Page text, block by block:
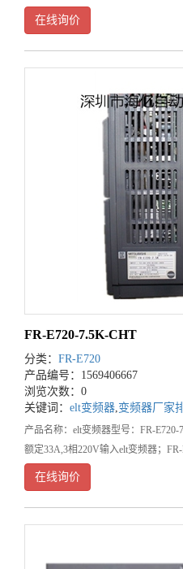
体积为三菱同等机型的57%；2、配备
在线询价
FR-E720-7.5K-CHT
分类： FR-E720
产品编号：1569406667
浏览次数：0
关键词： elt变频器,变频器厂家
产品名称：elt变频器型号：FR-
额定33A,3相220V输入elt变频器；
型产品。驱动性能提高：1.具有多种
在线询价